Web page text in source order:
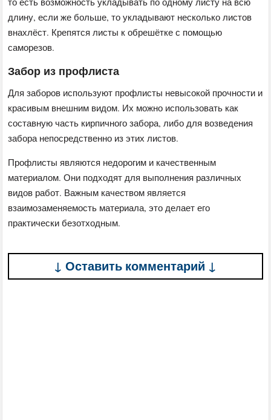
длину, если же больше, то укладывают несколько листов
внахлёст. Крепятся листы к обрешётке с помощью
саморезов.
Забор из профлиста
Для заборов используют профлисты невысокой прочности и
красивым внешним видом. Их можно использовать как
составную часть кирпичного забора, либо для возведения
забора непосредственно из этих листов.
Профлисты являются недорогим и качественным
материалом. Они подходят для выполнения различных
видов работ. Важным качеством является
взаимозаменяемость материала, это делает его
практически безотходным.
↓ Оставить комментарий ↓